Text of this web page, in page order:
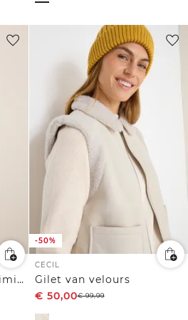
Omkeerbaar vest van imitatiebont
-50%
CECIL
Gilet van velours
€ 50,00€99,99